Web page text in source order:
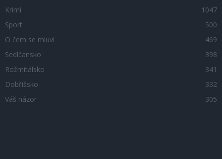
Krimi
1047
Sport
500
O čem se mluví
469
Sedlčansko
398
Rožmitálsko
341
Dobříšsko
332
Váš názor
305